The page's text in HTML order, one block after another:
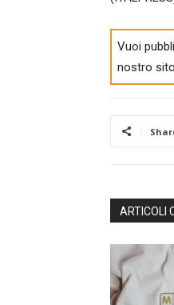
Vuoi
nostro
ARTICOLI